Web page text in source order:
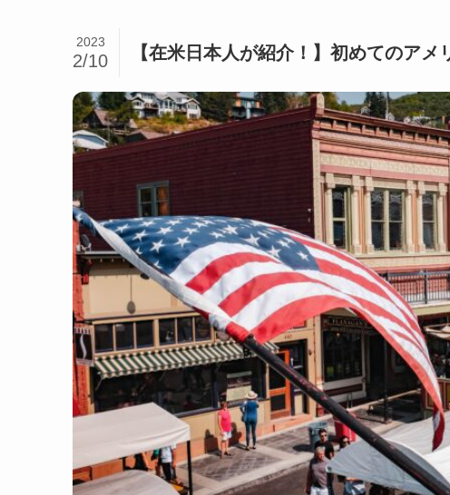
【在米日本人が紹介！】初めてのア
2023
2/10